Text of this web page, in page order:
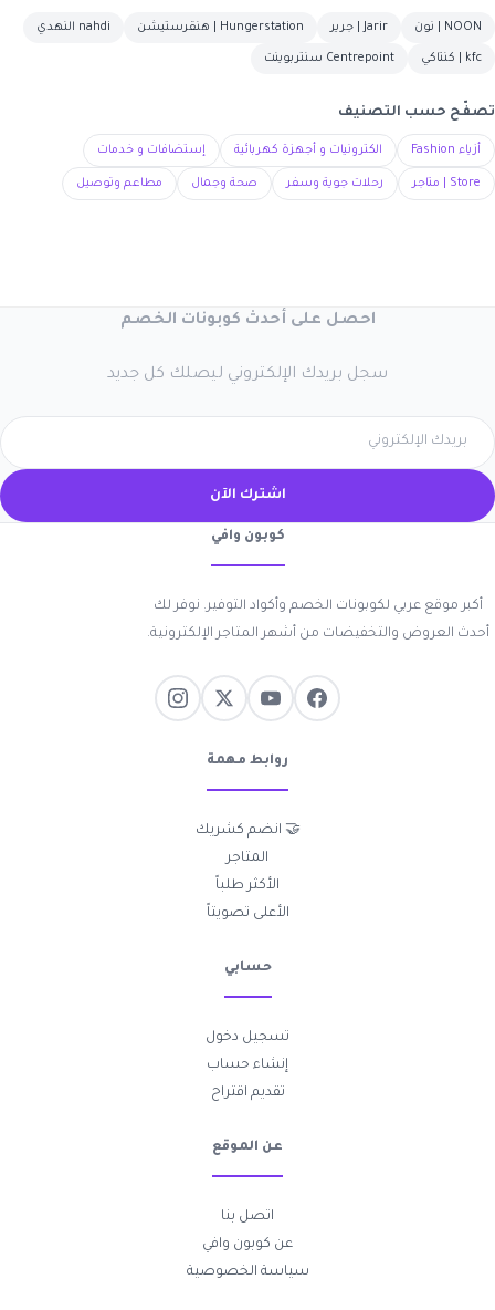
NOON | نون Jarir | جرير Hungerstation | هنقرستيشن nahdi النهدي
kfc | كنتاكي Centrepoint سنتربوينت
تصفّح حسب التصنيف
أزياء Fashion الكترونيات و أجهزة كهربائية إستضافات و خدمات
Store | متاجر رحلات جوية وسفر صحة وجمال مطاعم وتوصيل
احصل على أحدث كوبونات الخصم
سجل بريدك الإلكتروني ليصلك كل جديد
اشترك الآن
كوبون وافي
أكبر موقع عربي لكوبونات الخصم وأكواد التوفير. نوفر لك
أحدث العروض والتخفيضات من أشهر المتاجر الإلكترونية.
روابط مهمة
🤝 انضم كشريك
المتاجر
الأكثر طلباً
الأعلى تصويتاً
حسابي
تسجيل دخول
إنشاء حساب
تقديم اقتراح
عن الموقع
اتصل بنا
عن كوبون وافي
سياسة الخصوصية